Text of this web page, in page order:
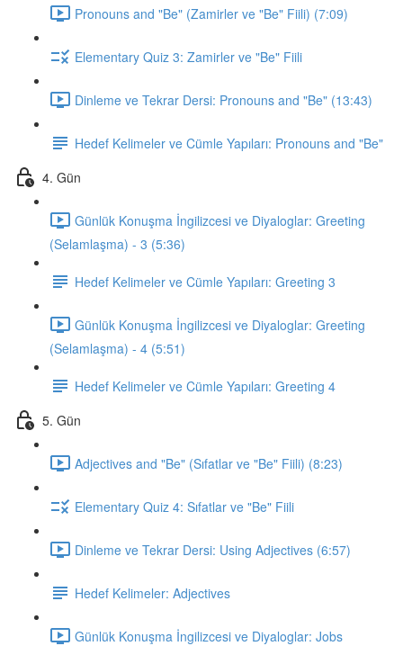
Pronouns and "Be" (Zamirler ve "Be" Fiili) (7:09)
Elementary Quiz 3: Zamirler ve "Be" Fiili
Dinleme ve Tekrar Dersi: Pronouns and "Be" (13:43)
Hedef Kelimeler ve Cümle Yapıları: Pronouns and "Be"
4. Gün
Günlük Konuşma İngilizcesi ve Diyaloglar: Greeting
(Selamlaşma) - 3 (5:36)
Hedef Kelimeler ve Cümle Yapıları: Greeting 3
Günlük Konuşma İngilizcesi ve Diyaloglar: Greeting
(Selamlaşma) - 4 (5:51)
Hedef Kelimeler ve Cümle Yapıları: Greeting 4
5. Gün
Adjectives and "Be" (Sıfatlar ve "Be" Fiili) (8:23)
Elementary Quiz 4: Sıfatlar ve "Be" Fiili
Dinleme ve Tekrar Dersi: Using Adjectives (6:57)
Hedef Kelimeler: Adjectives
Günlük Konuşma İngilizcesi ve Diyaloglar: Jobs